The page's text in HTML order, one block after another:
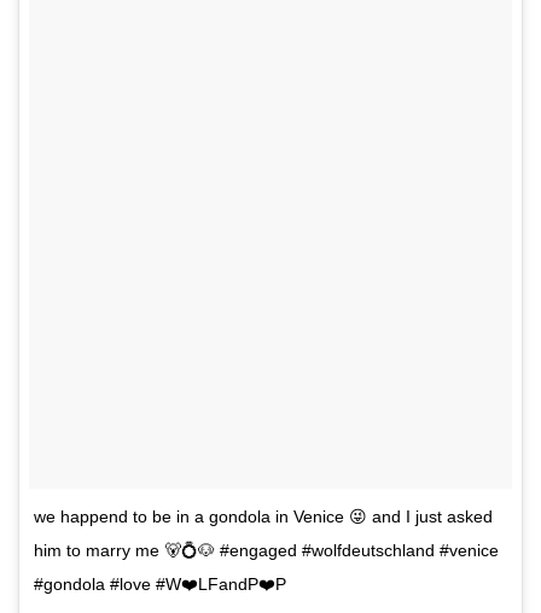
we happend to be in a gondola in Venice 😜 and I just asked
him to marry me 🐻💍🐶 #engaged #wolfdeutschland #venice
#gondola #love #W❤️️LFandP❤️️P